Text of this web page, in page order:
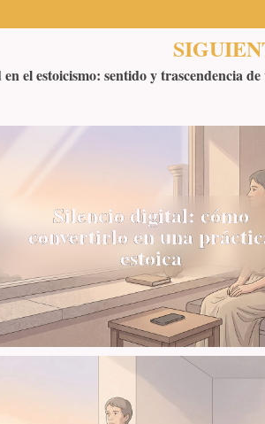
el estoicismo: sentido y trascendencia
Silencio digital: cómo
convertirlo en una
estoica